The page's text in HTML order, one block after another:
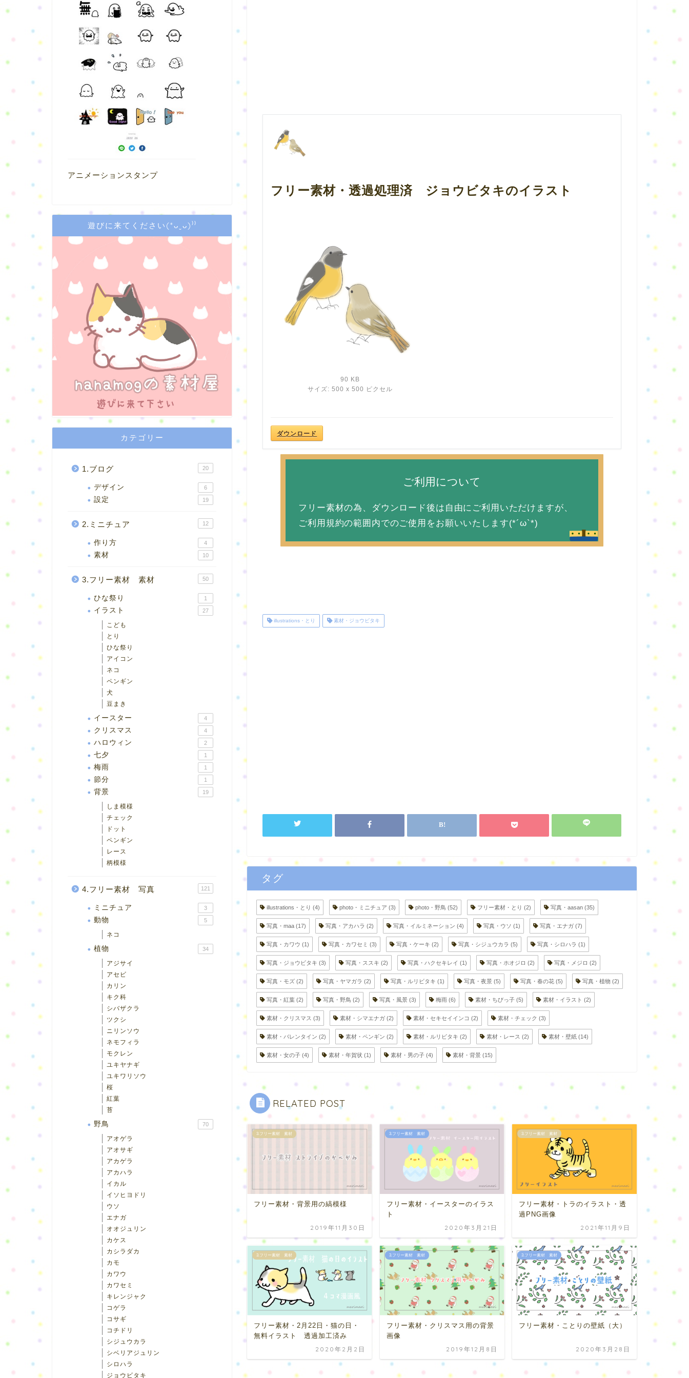
フリー素材・透過処理済 ジョウビタキのイラスト
90 KB
サイズ: 500 x 500 ピクセル
ダウンロード
ご利用について
フリー素材の為、ダウンロード後は自由にご利用いただけますが、
ご利用規約の範囲内でのご使用をお願いいたします(*´ω`*)
illustrations・とり 素材・ジョウビタキ
タグ
illustrations・とり (4) photo・ミニチュア (3) photo・野鳥 (52) フリー素材・とり (2) 写真・aasan (35)
写真・maa (17) 写真・アカハラ (2) 写真・イルミネーション (4) 写真・ウソ (1) 写真・エナガ (7)
写真・カワウ (1) 写真・カワセミ (3) 写真・ケーキ (2) 写真・シジュウカラ (5) 写真・シロハラ (1)
写真・ジョウビタキ (3) 写真・ススキ (2) 写真・ハクセキレイ (1) 写真・ホオジロ (2) 写真・メジロ (2)
写真・モズ (2) 写真・ヤマガラ (2) 写真・ルリビタキ (1) 写真・夜景 (5) 写真・春の花 (5) 写真・植物 (2)
写真・紅葉 (2) 写真・野鳥 (2) 写真・風景 (3) 梅雨 (6) 素材・ちびっ子 (5) 素材・イラスト (2)
素材・クリスマス (3) 素材・シマエナガ (2) 素材・セキセイインコ (2) 素材・チェック (3)
素材・バレンタイン (2) 素材・ペンギン (2) 素材・ルリビタキ (2) 素材・レース (2) 素材・壁紙 (14)
素材・女の子 (4) 素材・年賀状 (1) 素材・男の子 (4) 素材・背景 (15)
RELATED POST
3.フリー素材 素材
フリー素材・背景用の縞模様
2019年11月30日
3.フリー素材 素材
フリー素材・イースターのイラス
ト
2020年3月21日
3.フリー素材 素材
フリー素材・トラのイラスト・透
過PNG画像
2021年11月9日
3.フリー素材 素材
フリー素材・2月22日・猫の日・
無料イラスト 透過加工済み
2020年2月2日
3.フリー素材 素材
フリー素材・クリスマス用の背景
画像
2019年12月8日
3.フリー素材 素材
フリー素材・ことりの壁紙（大）
2020年3月28日
アニメーションスタンプ
遊びに来てください(*ᴗˬᴗ)⁾⁾
カテゴリー
1.ブログ 20
デザイン 6
設定 19
2.ミニチュア 12
作り方 4
素材 10
3.フリー素材 素材 50
ひな祭り 1
イラスト 27
こども
とり
ひな祭り
アイコン
ネコ
ペンギン
犬
豆まき
イースター 4
クリスマス 4
ハロウィン 2
七夕 1
梅雨 1
節分 1
背景 19
しま模様
チェック
ドット
ペンギン
レース
柄模様
4.フリー素材 写真 121
ミニチュア 3
動物 5
ネコ
植物 34
アジサイ
アセビ
カリン
キク科
シバザクラ
ツクシ
ニリンソウ
ネモフィラ
モクレン
ユキヤナギ
ユキワリソウ
桜
紅葉
苔
野鳥 70
アオゲラ
アオサギ
アカゲラ
アカハラ
イカル
イソヒヨドリ
ウソ
エナガ
オオジュリン
カケス
カシラダカ
カモ
カワウ
カワセミ
キレンジャク
コゲラ
コサギ
コチドリ
シジュウカラ
シベリアジュリン
シロハラ
ジョウビタキ